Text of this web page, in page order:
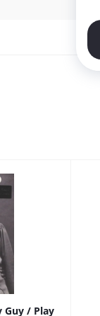
Guy / Play